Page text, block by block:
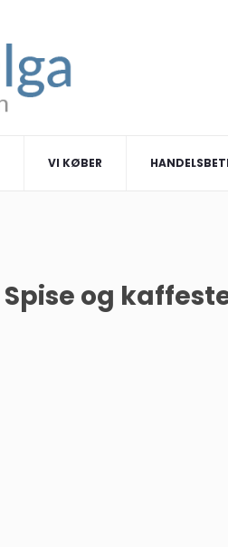
VI KØBER
Spise og